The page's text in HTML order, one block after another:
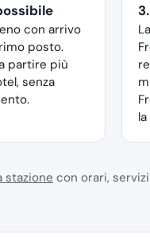
con arrivo
posto.
partire più
senza
stazione con orari,